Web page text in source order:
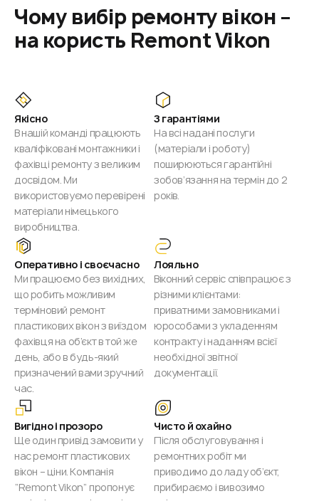
Чому вибір ремонту вікон –
на користь Remont Vikon
Якісно
В нашій команді працюють
кваліфіковані монтажники і
фахівці ремонту з великим
досвідом. Ми
використовуємо перевірені
матеріали німецького
виробництва.
З гарантіями
На всі надані послуги
(матеріали і роботу)
поширюються гарантійні
зобов’язання на термін до 2
років.
Оперативно і своєчасно
Ми працюємо без вихідних,
що робить можливим
терміновий ремонт
пластикових вікон з виїздом
фахівця на об’єкт в той же
день, або в будь-який
призначений вами зручний
час.
Лояльно
Віконний сервіс співпрацює з
різними клієнтами:
приватними замовниками і
юрособами з укладенням
контракту і наданням всієї
необхідної звітної
документації.
Вигідно і прозоро
Ще один привід замовити у
нас ремонт пластикових
вікон – ціни. Компанія
“Remont Vikon” пропонує
Чисто й охайно
Після обслуговування і
ремонтних робіт ми
приводимо до ладу об’єкт,
прибираємо і вивозимо